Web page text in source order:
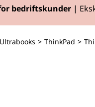
Klar for
> ThinkPad >